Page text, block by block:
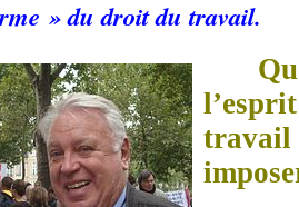
» du droit du travail.
travail